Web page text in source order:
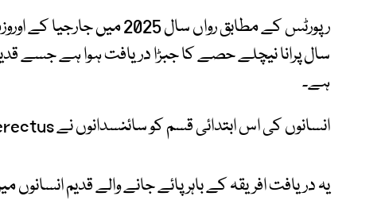
سال پرانا نیچلے حصے کا جبڑا دریافت ہوا ہے جسے
ہے۔
انسانوں کی اس ابتدائی قسم کو سائنسدانوں نے Homo erectus کا نام دے رکھا ہے۔
یہ دریافت افریقہ کے باہر پائے جانے والے قدیم